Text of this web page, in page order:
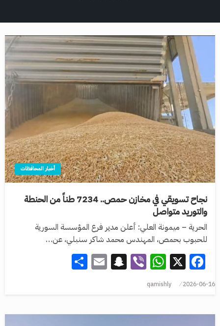
أخبار المحافظات
نجاح تسويقي في مخازن حمص.. 7234 طناً من الحنطة
والتوريد متواصل
الحرية – ميمونة العلي: أعلن مدير فرع المؤسسة السورية
للحبوب بحمص، المهندس محمد شاكر سنبلي، عن…
Facebook
X
WhatsApp
Viber
Snapchat
Email
2026-06-16
qamishly